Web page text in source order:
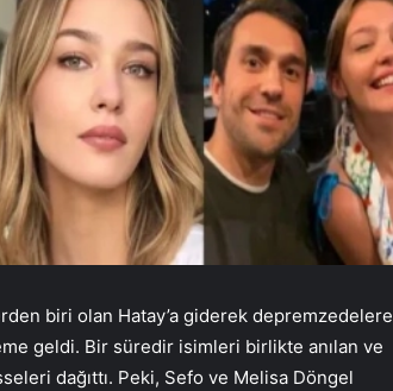
biri olan Hatay’a giderek depremzedelere
geldi. Bir süredir isimleri birlikte anılan ve
dağıttı. Peki, Sefo ve Melisa Döngel